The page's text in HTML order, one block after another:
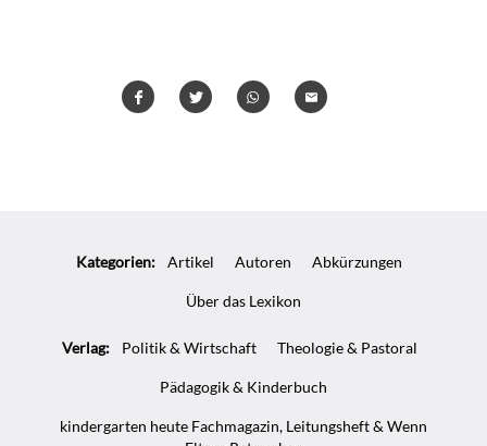
InfosKategorien: Artikel Autoren Abkürzungen
Über das Lexikon
Verlag: Politik & Wirtschaft Theologie & Pastoral
Pädagogik & Kinderbuch
kindergarten heute Fachmagazin, Leitungsheft & Wenn